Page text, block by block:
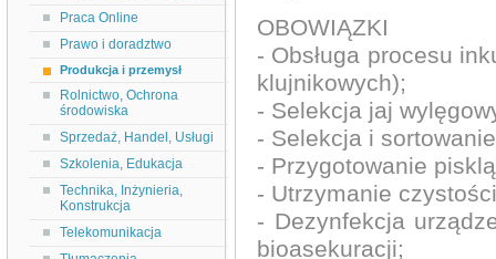
Praca Online
Prawo i doradztwo
Produkcja i przemysł
Rolnictwo, Ochrona
środowiska
Sprzedaż, Handel, Usługi
Szkolenia, Edukacja
Technika, Inżynieria,
Konstrukcja
Telekomunikacja
OBOWIĄZKI
- Obsługa procesu
klujnikowych);
- Selekcja jaj
- Selekcja i
- Przygotowanie
- Utrzymanie
- Dezynfekcja
bioasekuracji;